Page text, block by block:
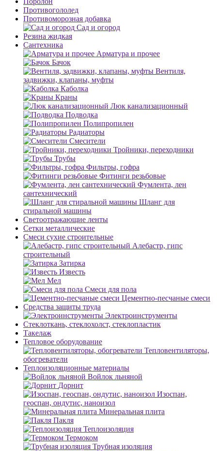
Противогололед
Противоморозная добавка
Сад и огород
Резина жидкая
Сантехника
Арматура и прочее
Бачок
Вентиля,
задвижки, клапаны, муфты
Каболка
Краны
Люк канализационный
Подводка
Полипропилен
Радиаторы
Смесители
Тройники, переходники
Трубы
Фильтры, гофра
Фитинги резьбовые
Фумлента, лен
сантехнический
Шланг для
стиральной машины
Светоотражающие ленты
Сетки металлические
Смеси сухие строительные
Алебастр, гипс
строительный
Затирка
Известь
Мел
Смеси для пола
Цементно-песчаные смеси
Средства защиты труда
Электроинструменты
Стеклоткань, стеклохолст, стеклопластик
Такелаж
Тепловое оборудование
Тепловентиляторы,
обогреватели
Теплоизоляционные материалы
Войлок льняной
Дорнит
Изоспан,
геоспан, ондутис, наноизол
Минеральная плита
Пакля
Теплоизоляция
Термоком
Трубная изоляция